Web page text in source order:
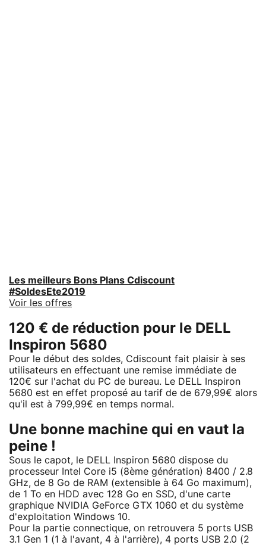
Les meilleurs Bons Plans Cdiscount
#SoldesEte2019
Voir les offres
120 € de réduction pour le DELL
Inspiron 5680
Pour le début des soldes, Cdiscount fait plaisir à ses
utilisateurs en effectuant une remise immédiate de
120€ sur l'achat du PC de bureau. Le DELL Inspiron
5680 est en effet proposé au tarif de de 679,99€ alors
qu'il est à 799,99€ en temps normal.
Une bonne machine qui en vaut la
peine !
Sous le capot, le DELL Inspiron 5680 dispose du
processeur Intel Core i5 (8ème génération) 8400 / 2.8
GHz, de 8 Go de RAM (extensible à 64 Go maximum),
de 1 To en HDD avec 128 Go en SSD, d'une carte
graphique NVIDIA GeForce GTX 1060 et du système
d'exploitation Windows 10.
Pour la partie connectique, on retrouvera 5 ports USB
3.1 Gen 1 (1 à l'avant, 4 à l'arrière), 4 ports USB 2.0 (2